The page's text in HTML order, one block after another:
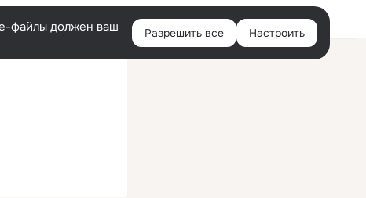
Войти
файлы должен ваш
Разрешить все Настроить